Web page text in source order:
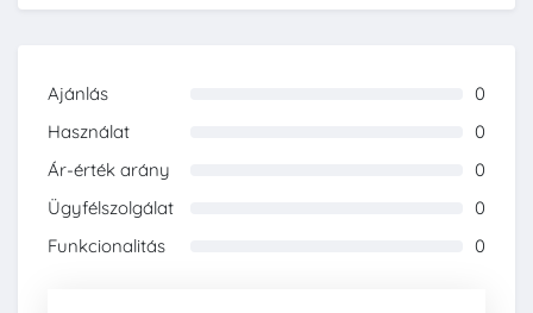
Ajánlás
0
Használat
0
Ár-érték arány
0
Ügyfélszolgálat
0
Funkcionalitás
0